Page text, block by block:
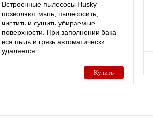
Встроенные пылесосы Husky
позволяют мыть, пылесосить,
чистить и сушить убираемые
поверхности. При заполнении бака
вся пыль и грязь автоматически
удаляется…
Купить